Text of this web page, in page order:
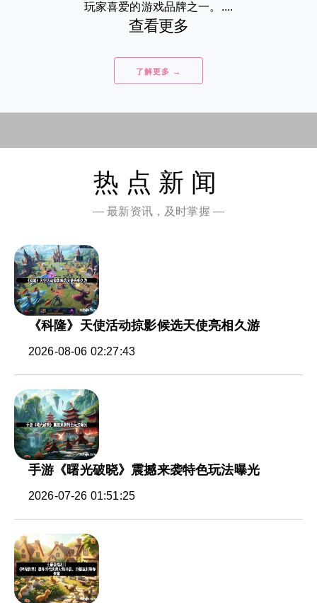
玩家喜爱的游戏品牌之一。....
查看更多
了解更多 →
热点新闻
— 最新资讯，及时掌握 —
《科隆》天使活动掠影候选天使亮相久游
2026-08-06 02:27:43
手游《曙光破晓》震撼来袭特色玩法曝光
2026-07-26 01:51:25